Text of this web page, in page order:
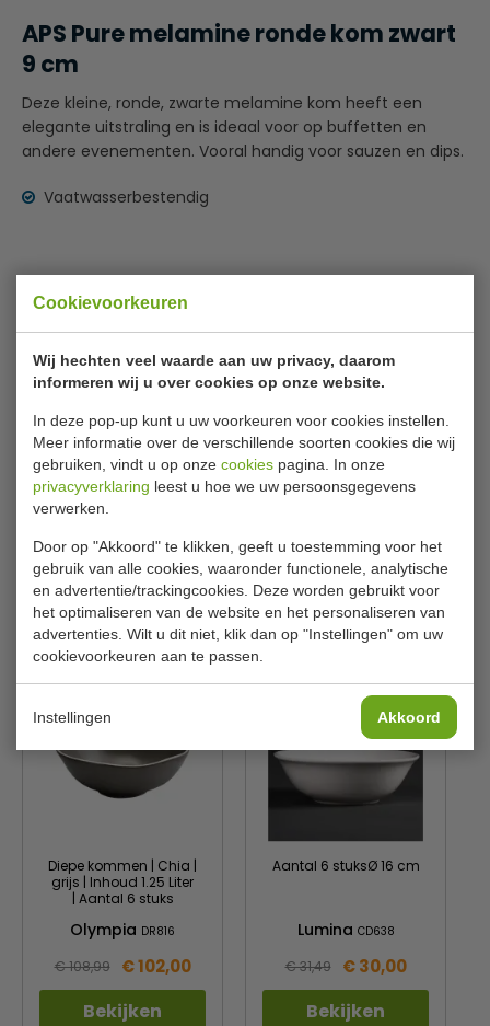
Cookievoorkeuren
Wij hechten veel waarde aan uw privacy, daarom
informeren wij u over cookies op onze website.
In deze pop-up kunt u uw voorkeuren voor cookies instellen.
Meer informatie over de verschillende soorten cookies die wij
gebruiken, vindt u op onze cookies pagina. In onze
privacyverklaring leest u hoe we uw persoonsgegevens
verwerken.
Door op "Akkoord" te klikken, geeft u toestemming voor het
gebruik van alle cookies, waaronder functionele, analytische
en advertentie/trackingcookies. Deze worden gebruikt voor
het optimaliseren van de website en het personaliseren van
advertenties. Wilt u dit niet, klik dan op "Instellingen" om uw
cookievoorkeuren aan te passen.
Instellingen Akkoord
APS Pure melamine ronde kom zwart
9 cm
Deze kleine, ronde, zwarte melamine kom heeft een
elegante uitstraling en is ideaal voor op buffetten en
andere evenementen. Vooral handig voor sauzen en dips.
Vaatwasserbestendig
Model
GF 143
Hoog
4,5 cm
Diameter
9 cm
Inhoud
90 ml
Materiaal
Melamine
Gewicht
80 gram
Is dit iets voor jou?
Diepe kommen | Chia |
grijs | Inhoud 1.25 Liter
| Aantal 6 stuks
Olympia DR816
€ 108,99 € 102,00
Bekijken
Aantal 6 stuksØ 16 cm
Lumina CD638
€ 31,49 € 30,00
Bekijken